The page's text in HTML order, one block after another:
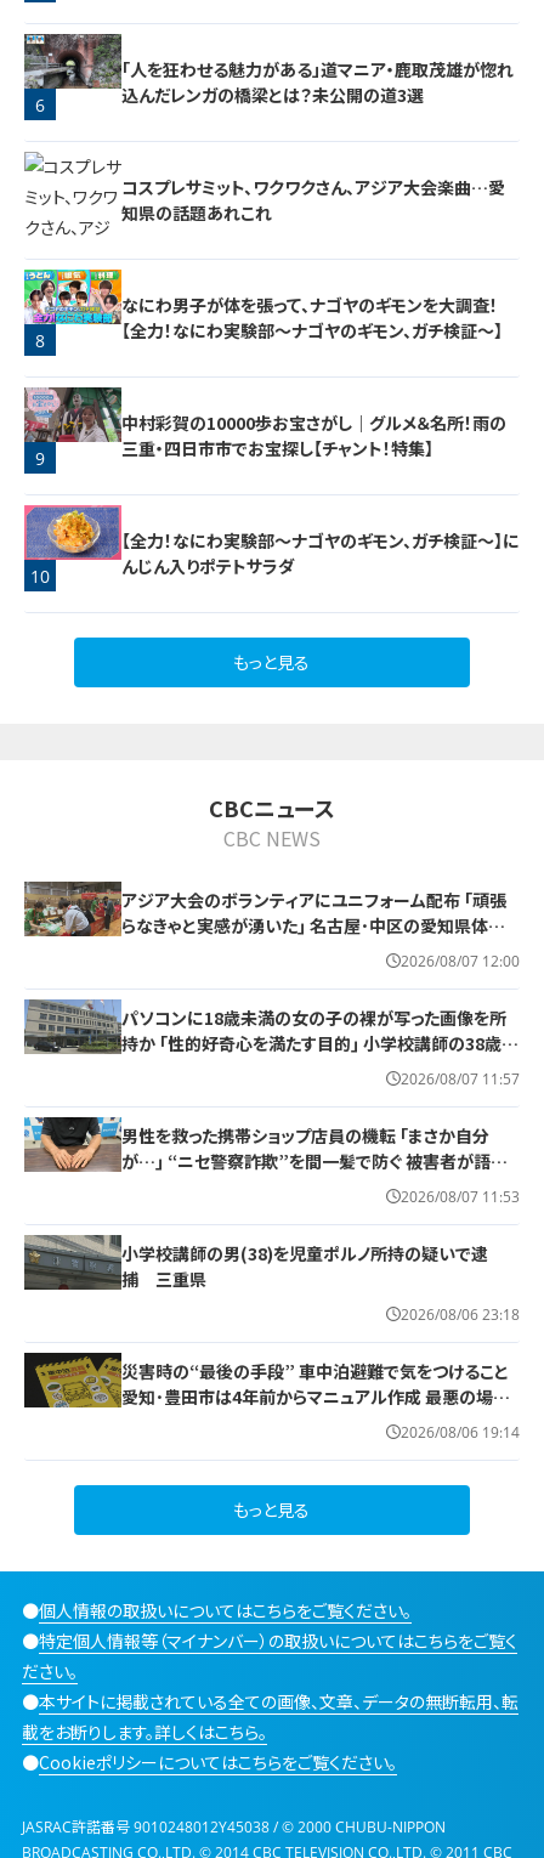
6
「人を狂わせる魅力がある」道マニア・鹿取茂雄が惚れ
込んだレンガの橋梁とは？未公開の道3選
7
コスプレサミット、ワクワクさん、アジア大会楽曲…愛
知県の話題あれこれ
8
なにわ男子が体を張って、ナゴヤのギモンを大調査！
【全力！なにわ実験部～ナゴヤのギモン、ガチ検証～】
9
中村彩賀の10000歩お宝さがし｜グルメ＆名所！雨の
三重・四日市市でお宝探し【チャント！特集】
10
【全力！なにわ実験部～ナゴヤのギモン、ガチ検証～】に
んじん入りポテトサラダ
もっと見る
CBCニュース
CBC NEWS
アジア大会のボランティアにユニフォーム配布 ｢頑張
らなきゃと実感が湧いた｣ 名古屋･中区の愛知県体育
2026/08/07 12:00
パソコンに18歳未満の女の子の裸が写った画像を所
持か ｢性的好奇心を満たす目的｣ 小学校講師の38歳男
を逮捕 自宅からはAIで生成したとみられる性的画像も
2026/08/07 11:57
男性を救った携帯ショップ店員の機転 ｢まさか自分
が…｣ “ニセ警察詐欺”を間一髪で防ぐ 被害者が語る
2026/08/07 11:53
小学校講師の男(38)を児童ポルノ所持の疑いで逮
捕 三重県
2026/08/06 23:18
災害時の“最後の手段” 車中泊避難で気をつけること
愛知･豊田市は4年前からマニュアル作成 最悪の場合
死に至る｢エコノミークラス症候群｣にならないために
2026/08/06 19:14
もっと見る
●個人情報の取扱いについてはこちらをご覧ください。
●特定個人情報等（マイナンバー）の取扱いについてはこちらをご覧く
ださい。
●本サイトに掲載されている全ての画像、文章、データの無断転用、転
載をお断りします。詳しくはこちら。
●Cookieポリシーについてはこちらをご覧ください。
JASRAC許諾番号 9010248012Y45038 / © 2000 CHUBU-NIPPON
BROADCASTING CO.,LTD. © 2014 CBC TELEVISION CO.,LTD. © 2011 CBC